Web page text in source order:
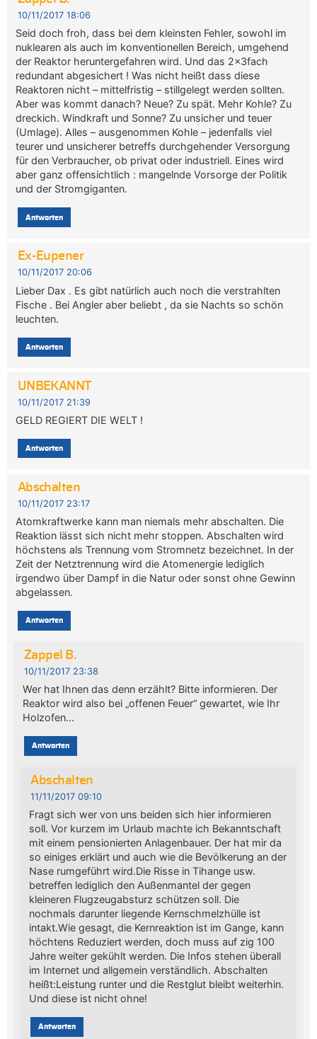
10/11/2017 18:06
Seid doch froh, dass bei dem kleinsten Fehler, sowohl im
nuklearen als auch im konventionellen Bereich, umgehend
der Reaktor heruntergefahren wird. Und das 2x3fach
redundant abgesichert ! Was nicht heißt dass diese
Reaktoren nicht – mittelfristig – stillgelegt werden sollten.
Aber was kommt danach? Neue? Zu spät. Mehr Kohle? Zu
dreckich. Windkraft und Sonne? Zu unsicher und teuer
(Umlage). Alles – ausgenommen Kohle – jedenfalls viel
teurer und unsicherer betreffs durchgehender Versorgung
für den Verbraucher, ob privat oder industriell. Eines wird
aber ganz offensichtlich : mangelnde Vorsorge der Politik
und der Stromgiganten.
Antworten
Ex-Eupener
10/11/2017 20:06
Lieber Dax . Es gibt natürlich auch noch die verstrahlten
Fische . Bei Angler aber beliebt , da sie Nachts so schön
leuchten.
Antworten
UNBEKANNT
10/11/2017 21:39
GELD REGIERT DIE WELT !
Antworten
Abschalten
10/11/2017 23:17
Atomkraftwerke kann man niemals mehr abschalten. Die
Reaktion lässt sich nicht mehr stoppen. Abschalten wird
höchstens als Trennung vom Stromnetz bezeichnet. In der
Zeit der Netztrennung wird die Atomenergie lediglich
irgendwo über Dampf in die Natur oder sonst ohne Gewinn
abgelassen.
Antworten
Zappel B.
10/11/2017 23:38
Wer hat Ihnen das denn erzählt? Bitte informieren. Der
Reaktor wird also bei „offenen Feuer“ gewartet, wie Ihr
Holzofen…
Antworten
Abschalten
11/11/2017 09:10
Fragt sich wer von uns beiden sich hier informieren
soll. Vor kurzem im Urlaub machte ich Bekanntschaft
mit einem pensionierten Anlagenbauer. Der hat mir da
so einiges erklärt und auch wie die Bevölkerung an der
Nase rumgeführt wird.Die Risse in Tihange usw.
betreffen lediglich den Außenmantel der gegen
kleineren Flugzeugabsturz schützen soll. Die
nochmals darunter liegende Kernschmelzhülle ist
intakt.Wie gesagt, die Kernreaktion ist im Gange, kann
höchtens Reduziert werden, doch muss auf zig 100
Jahre weiter gekühlt werden. Die Infos stehen überall
im Internet und allgemein verständlich. Abschalten
heißt:Leistung runter und die Restglut bleibt weiterhin.
Und diese ist nicht ohne!
Antworten